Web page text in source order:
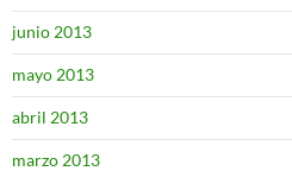
junio 2013
mayo 2013
abril 2013
marzo 2013